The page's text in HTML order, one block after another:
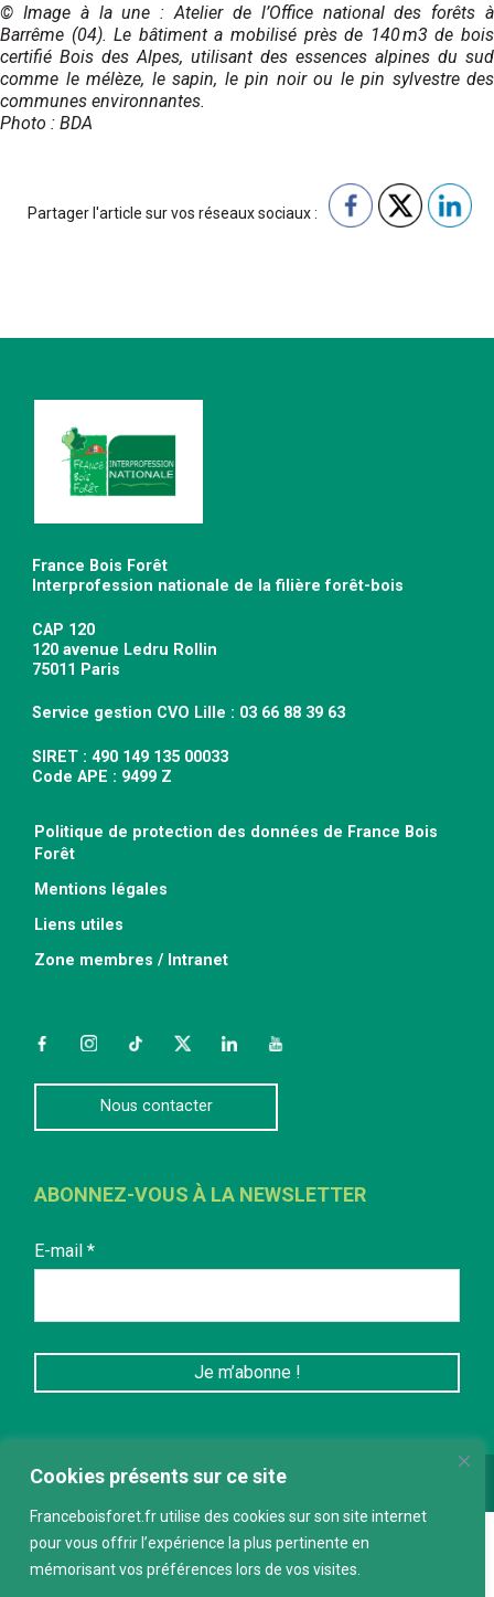
Cookies présents sur ce site
Franceboisforet.fr utilise des cookies sur son site internet
pour vous offrir l’expérience la plus pertinente en
mémorisant vos préférences lors de vos visites.
© Image à la une : Atelier de l’Office national des forêts à
Barrême (04). Le bâtiment a mobilisé près de 140 m3 de bois
certifié Bois des Alpes, utilisant des essences alpines du sud
comme le mélèze, le sapin, le pin noir ou le pin sylvestre des
communes environnantes.
Photo : BDA
Partager l'article sur vos réseaux sociaux :
France Bois Forêt
Interprofession nationale de la filière forêt-bois
CAP 120
120 avenue Ledru Rollin
75011 Paris
Service gestion CVO Lille : 03 66 88 39 63
SIRET : 490 149 135 00033
Code APE : 9499 Z
Politique de protection des données de France Bois
Forêt
Mentions légales
Liens utiles
Zone membres / Intranet
FacebookInstagramTikTokTwitterLinkedInYouTube
Nous contacter
ABONNEZ-VOUS À LA NEWSLETTER
E-mail *
Conception :keepdesign.fr